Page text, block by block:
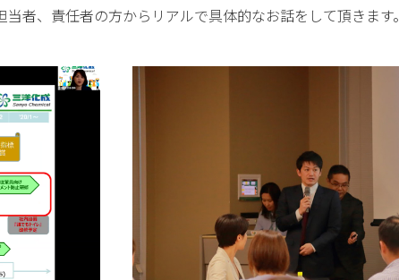
者、責任者の方からリアルで具体的なお話をして頂きます。